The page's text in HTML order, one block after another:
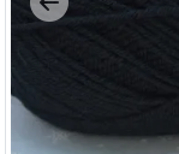
Previous